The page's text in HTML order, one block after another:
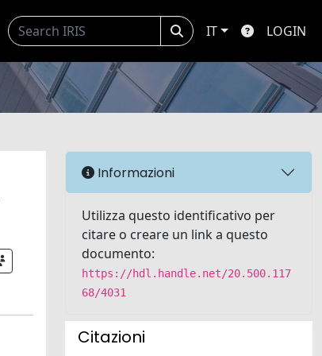
IT LOGIN
Informazioni
Utilizza questo identificativo per
citare o creare un link a questo
documento:
https://hdl.handle.net/20.500.117
68/4031
Citazioni